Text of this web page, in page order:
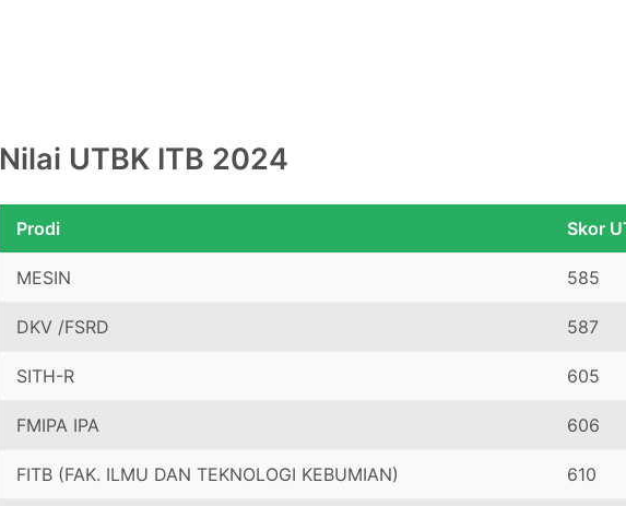
Nilai UTBK ITB 2024
Prodi Skor
MESIN 585
DKV /FSRD 587
SITH-R 605
FMIPA IPA 606
FITB (FAK. ILMU DAN TEKNOLOGI KEBUMIAN) 610